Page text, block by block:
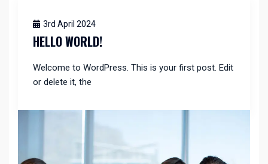
3rd April 2024
HELLO WORLD!
Welcome to WordPress. This is your first post. Edit
or delete it, the